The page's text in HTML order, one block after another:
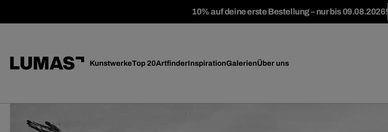
10% auf deine erste Bestellung – nur bis 09.08.2026!
KunstwerkeTop 20ArtfinderInspirationGalerienÜber uns